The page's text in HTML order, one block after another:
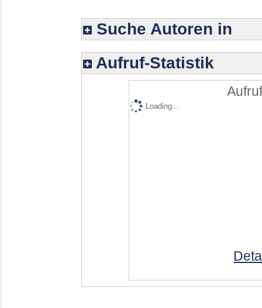
Suche Autoren in
Aufruf-Statistik
Loading...